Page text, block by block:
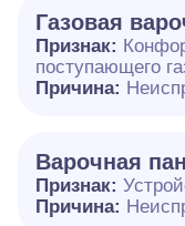
Газовая
Признак:
поступающего
Причина:
Варочная
Признак:
Причина: